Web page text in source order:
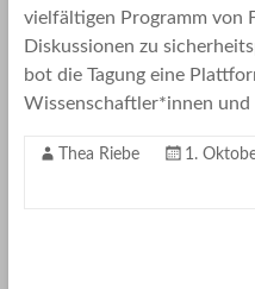
vielfältigen Programm von
Diskussionen zu
bot die Tagung eine
Wissenschaftler*innen
Thea Riebe 1.